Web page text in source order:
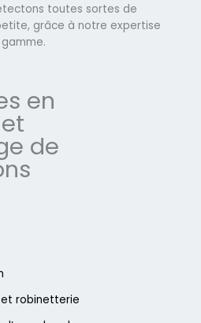
toutes sortes de
grâce à notre expertise
en
de
robinetterie